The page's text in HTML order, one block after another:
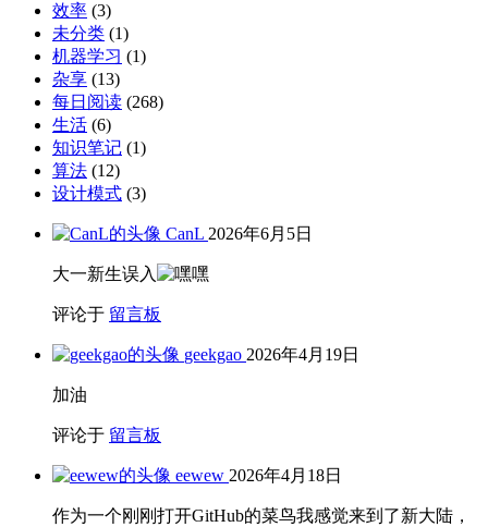
效率 (3)
未分类 (1)
机器学习 (1)
杂享 (13)
每日阅读 (268)
生活 (6)
知识笔记 (1)
算法 (12)
设计模式 (3)
CanL 2026年6月5日
大一新生误入
评论于 留言板
geekgao 2026年4月19日
加油
评论于 留言板
eewew 2026年4月18日
作为一个刚刚打开GitHub的菜鸟我感觉来到了新大陆，